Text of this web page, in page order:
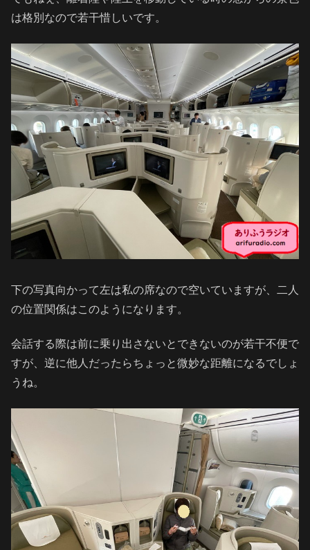
は格別なので若干惜しいです。
下の写真向かって左は私の席なので空いていますが、二人
の位置関係はこのようになります。
会話する際は前に乗り出さないとできないのが若干不便で
すが、逆に他人だったらちょっと微妙な距離になるでしょ
うね。